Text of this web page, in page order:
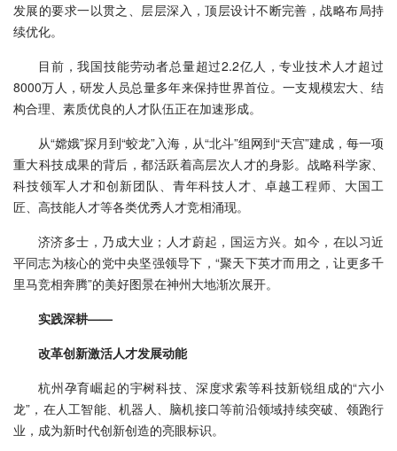
发展的要求一以贯之、层层深入，顶层设计不断完善，战略布局持
续优化。
目前，我国技能劳动者总量超过2.2亿人，专业技术人才超过
8000万人，研发人员总量多年来保持世界首位。一支规模宏大、结
构合理、素质优良的人才队伍正在加速形成。
从“嫦娥”探月到“蛟龙”入海，从“北斗”组网到“天宫”建成，每一项
重大科技成果的背后，都活跃着高层次人才的身影。战略科学家、
科技领军人才和创新团队、青年科技人才、卓越工程师、大国工
匠、高技能人才等各类优秀人才竞相涌现。
济济多士，乃成大业；人才蔚起，国运方兴。如今，在以习近
平同志为核心的党中央坚强领导下，“聚天下英才而用之，让更多千
里马竞相奔腾”的美好图景在神州大地渐次展开。
实践深耕——
改革创新激活人才发展动能
杭州孕育崛起的宇树科技、深度求索等科技新锐组成的“六小
龙”，在人工智能、机器人、脑机接口等前沿领域持续突破、领跑行
业，成为新时代创新创造的亮眼标识。